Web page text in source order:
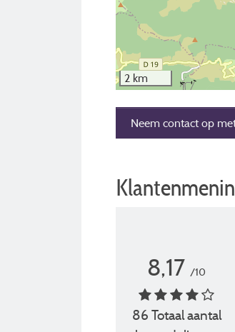
2 km
Neem contact op
8,17 /10
86 Totaal aantal